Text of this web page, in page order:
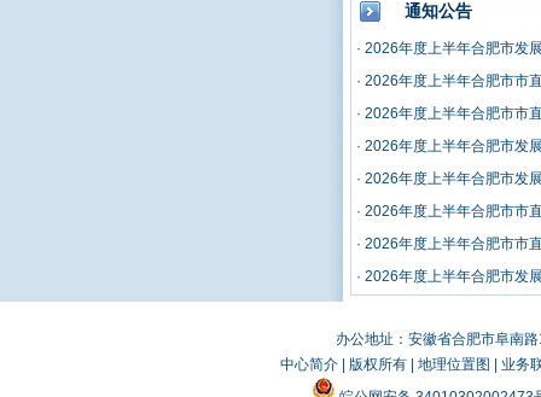
通知公告
· 2026年度上半年合肥市发
· 2026年度上半年合肥市市
· 2026年度上半年合肥市市
· 2026年度上半年合肥市发
· 2026年度上半年合肥市发
· 2026年度上半年合肥市市
· 2026年度上半年合肥市市
· 2026年度上半年合肥市发
办公地址：安徽省合肥市阜南
中心简介| 版权所有| 地理位置图
业务